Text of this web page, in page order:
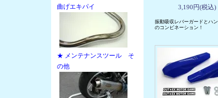
曲げエキパイ
★ メンテナンスツール そ
の他
3,190円(税込)
振動吸収レバーガードとハ
のコンビネーション！